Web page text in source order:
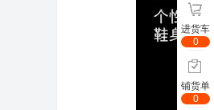
进货车
0
铺货单
0